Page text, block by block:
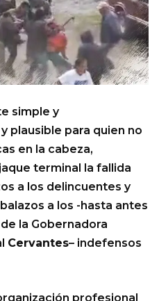
simple y
plausible para quien no
en la cabeza,
terminal la fallida
a los delincuentes y
a los -hasta antes
la Gobernadora
Cervantes– indefensos
profesional